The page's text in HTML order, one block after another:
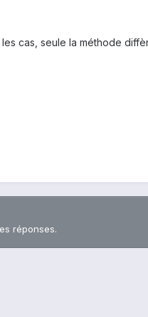
cas, seule la méthode
réponses.